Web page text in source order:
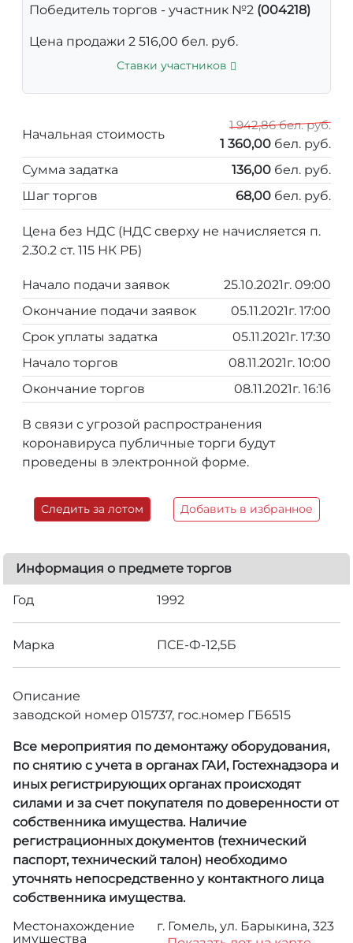
Победитель торгов - участник №2 (004218)
Цена продажи 2 516,00 бел. руб.
Ставки участников
Начальная стоимость
1 942,86 бел. руб.
1 360,00 бел. руб.
Сумма задатка
136,00 бел. руб.
Шаг торгов
68,00 бел. руб.
Цена без НДС (НДС сверху не начисляется п.
2.30.2 ст. 115 НК РБ)
Начало подачи заявок
25.10.2021г. 09:00
Окончание подачи заявок
05.11.2021г. 17:00
Срок уплаты задатка
05.11.2021г. 17:30
Начало торгов
08.11.2021г. 10:00
Окончание торгов
08.11.2021г. 16:16
В связи с угрозой распространения
коронавируса публичные торги будут
проведены в электронной форме.
Следить за лотом Добавить в избранное
Информация о предмете торгов
Год 1992
Марка ПСЕ-Ф-12,5Б
Описание
заводской номер 015737, гос.номер ГБ6515
Все мероприятия по демонтажу оборудования,
по снятию с учета в органах ГАИ, Гостехнадзора и
иных регистрирующих органах происходят
силами и за счет покупателя по доверенности от
собственника имущества. Наличие
регистрационных документов (технический
паспорт, технический талон) необходимо
уточнять непосредственно у контактного лица
собственника имущества.
Местонахождение
имущества
г. Гомель, ул. Барыкина, 323